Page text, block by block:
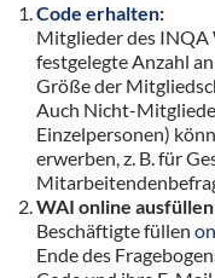
Code erhalten:
Mitglieder des
festgelegte Anzahl
Größe der
Auch Nicht-
Einzelpersonen)
erwerben, z. B. für
WAI online
Beschäftigte füllen
Ende des